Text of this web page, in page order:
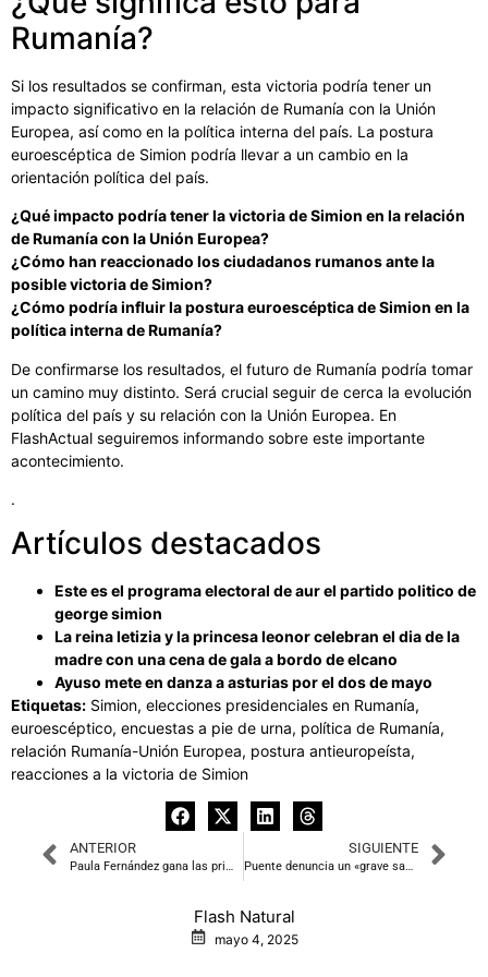
Rumanía?
Si los resultados se confirman, esta victoria podría tener un
impacto significativo en la relación de Rumanía con la Unión
Europea, así como en la política interna del país. La postura
euroescéptica de Simion podría llevar a un cambio en la
orientación política del país.
¿Qué impacto podría tener la victoria de Simion en la relación
de Rumanía con la Unión Europea?
¿Cómo han reaccionado los ciudadanos rumanos ante la
posible victoria de Simion?
¿Cómo podría influir la postura euroescéptica de Simion en la
política interna de Rumanía?
De confirmarse los resultados, el futuro de Rumanía podría tomar
un camino muy distinto. Será crucial seguir de cerca la evolución
política del país y su relación con la Unión Europea. En
FlashActual seguiremos informando sobre este importante
acontecimiento.
.
Artículos destacados
Este es el programa electoral de aur el partido politico de
george simion
La reina letizia y la princesa leonor celebran el dia de la
madre con una cena de gala a bordo de elcano
Ayuso mete en danza a asturias por el dos de mayo
Etiquetas: Simion, elecciones presidenciales en Rumanía,
euroescéptico, encuestas a pie de urna, política de Rumanía,
relación Rumanía-Unión Europea, postura antieuropeísta,
reacciones a la victoria de Simion
ANTERIOR SIGUIENTE
Flash Natural
mayo 4, 2025